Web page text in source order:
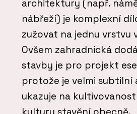
architektury (např.
nábřeží) je komplexní
zužovat na jednu vrstvu
Ovšem zahradnická
stavby je pro projekt
protože je velmi subtilní
ukazuje na